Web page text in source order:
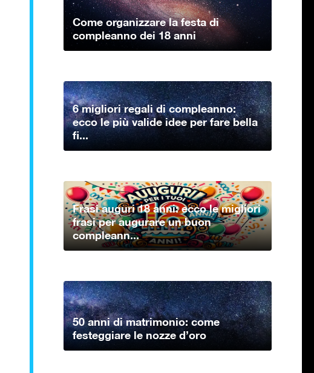
Come organizzare la festa di
compleanno dei 18 anni
6 migliori regali di compleanno:
ecco le più valide idee per fare bella
fi...
Frasi auguri 18 anni: ecco le migliori
frasi per augurare un buon
compleann...
50 anni di matrimonio: come
festeggiare le nozze d’oro